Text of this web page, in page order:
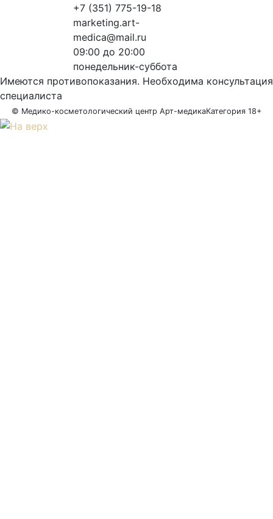
+7 (351) 775-19-18
marketing.art-
medica@mail.ru
09:00 до 20:00
понедельник-суббота
Имеются противопоказания. Необходима консультация
специалиста
© Медико-косметологический центр Арт-медикаКатегория 18+